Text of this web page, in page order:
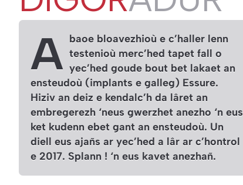
A baoe bloavezhioù e c’haller lenn
testenioù merc’hed tapet fall o
yec’hed goude bout bet lakaet an
ensteudoù (implants e galleg) Essure.
Hiziv an deiz e kendalc’h da lâret an
embregerezh ‘neus gwerzhet anezho ‘n eus
ket kudenn ebet gant an ensteudoù. Un
diell eus ajañs ar yec’hed a lâr ar c’hontrol
e 2017. Splann ! ‘n eus kavet anezhañ.